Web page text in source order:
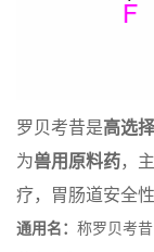
罗贝考昔是高选
为兽用原料药，
疗，胃肠道安全性
通用名： 称罗贝考